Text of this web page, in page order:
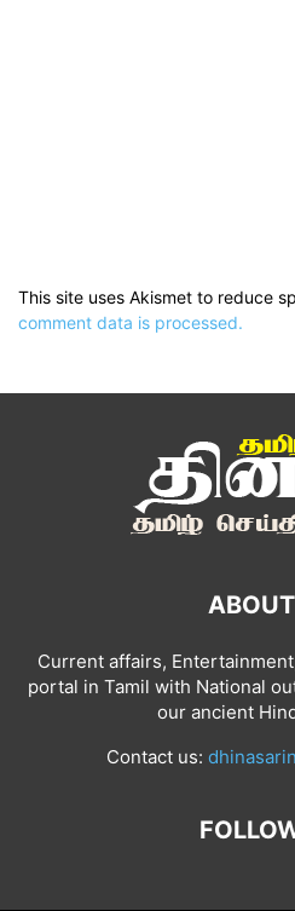
This site uses Akismet to reduce
comment data is processed.
Current affairs,
portal in Tamil with National
our ancient
Contact us: